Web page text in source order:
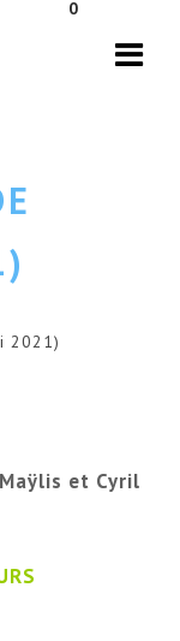
0
2021)
et Cyril